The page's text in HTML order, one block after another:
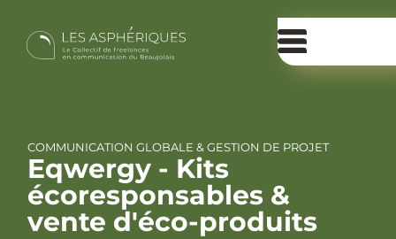
COMMUNICATION GLOBALE & GESTION DE PROJET
Eqwergy - Kits
écoresponsables &
vente d'éco-produits